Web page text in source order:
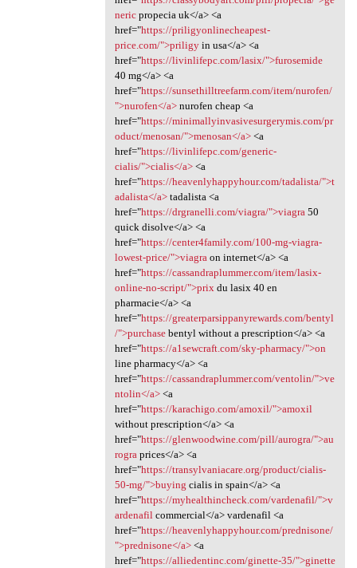
nericpropecia uk</a> <a
href="https://priligyonlinecheapest-
price.com/">priligyin usa</a> <a
href="https://livinlifepc.com/lasix/">furosemide
40 mg</a> <a
href="https://sunsethilltreefarm.com/item/nurofen/
">nurofen</a>nurofen cheap <a
href="https://minimallyinvasivesurgerymis.com/pr
oduct/menosan/">menosan</a><a
href="https://livinlifepc.com/generic-
cialis/">cialis</a><a
href="https://heavenlyhappyhour.com/tadalista/">t
adalista</a>tadalista <a
href="https://drgranelli.com/viagra/">viagra 50
quick disolve</a> <a
href="https://center4family.com/100-mg-viagra-
lowest-price/">viagra on internet</a> <a
href="https://cassandraplummer.com/item/lasix-
online-no-script/">prix du lasix 40 en
pharmacie</a> <a
href="https://greaterparsippanyrewards.com/bentyl
/">purchasebentyl without a prescription</a> <a
href="https://a1sewcraft.com/sky-pharmacy/">on
line pharmacy</a> <a
href="https://cassandraplummer.com/ventolin/">ve
ntolin</a><a
href="https://karachigo.com/amoxil/">amoxil
without prescription</a> <a
href="https://glenwoodwine.com/pill/aurogra/">au
rogra prices</a> <a
href="https://transylvaniacare.org/product/cialis-
50-mg/">buying cialis in spain</a> <a
href="https://myhealthincheck.com/vardenafil/">v
ardenafil commercial</a> vardenafil <a
href="https://heavenlyhappyhour.com/prednisone/
">prednisone</a><a
href="https://alliedentinc.com/ginette-35/">ginette